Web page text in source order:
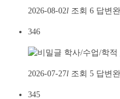
2026-08-02l 조회 6 답변
346
학사/수업/학적
2026-07-27l 조회 5 답변
345